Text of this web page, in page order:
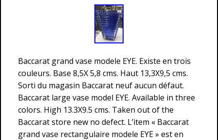
Baccarat grand vase modele EYE. Existe en trois
couleurs. Base 8,5X 5,8 cms. Haut 13,3X9,5 cms.
Sorti du magasin Baccarat neuf aucun défaut.
Baccarat large vase model EYE. Available in three
colors. High 13.3X9.5 cms. Taken out of the
Baccarat store new no defect. L’item « Baccarat
grand vase rectangulaire modele EYE » est en